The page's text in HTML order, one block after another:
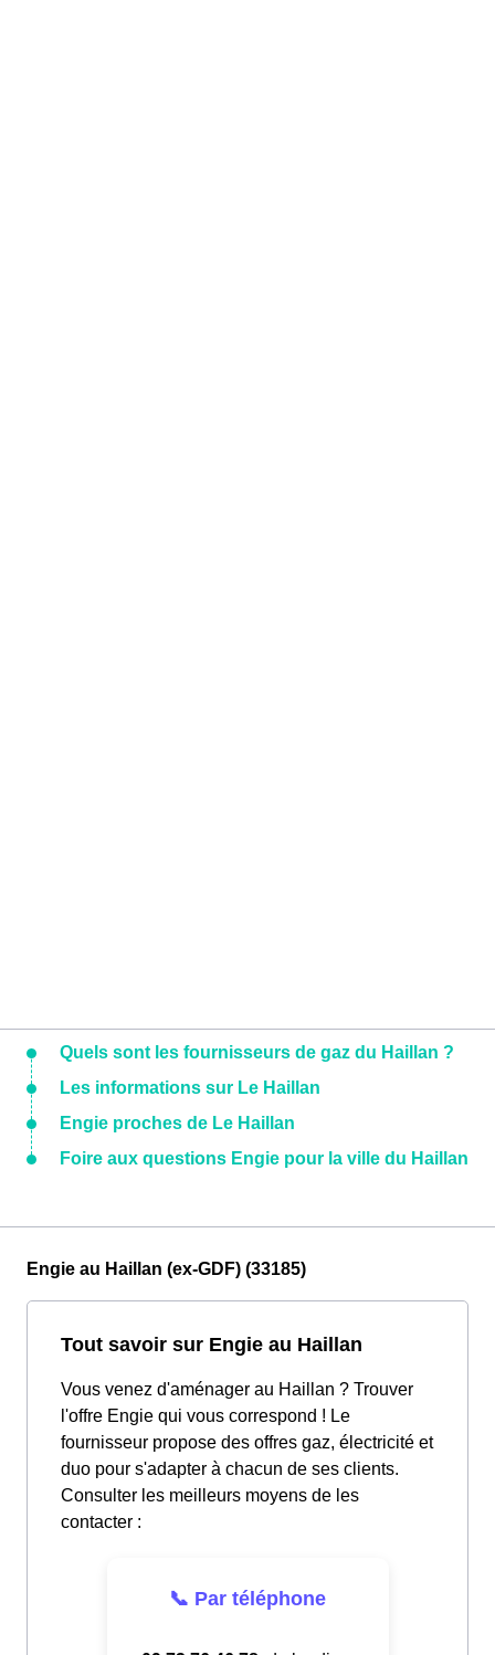
Quels sont les fournisseurs de gaz du Haillan ?
Les informations sur Le Haillan
Engie proches de Le Haillan
Foire aux questions Engie pour la ville du Haillan
Engie au Haillan (ex-GDF) (33185)
Tout savoir sur Engie au Haillan
Vous venez d'aménager au Haillan ? Trouver
l'offre Engie qui vous correspond ! Le
fournisseur propose des offres gaz, électricité et
duo pour s'adapter à chacun de ses clients.
Consulter les meilleurs moyens de les
contacter :
📞 Par téléphone